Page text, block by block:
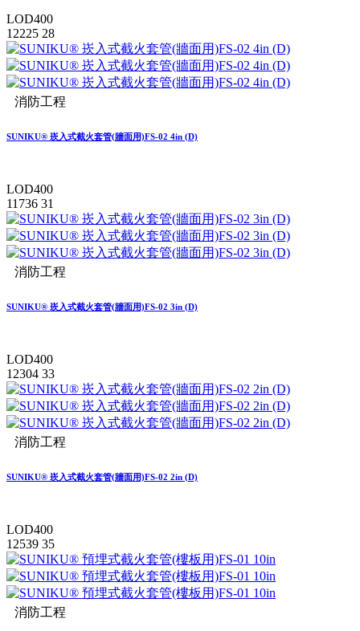
LOD400
12225 28
消防工程
SUNIKU® 崁入式截火套管(牆面用)FS-02 4in (D)
LOD400
11736 31
消防工程
SUNIKU® 崁入式截火套管(牆面用)FS-02 3in (D)
LOD400
12304 33
消防工程
SUNIKU® 崁入式截火套管(牆面用)FS-02 2in (D)
LOD400
12539 35
消防工程